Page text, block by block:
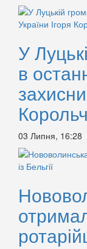
У
в
03 Липня, 16:28